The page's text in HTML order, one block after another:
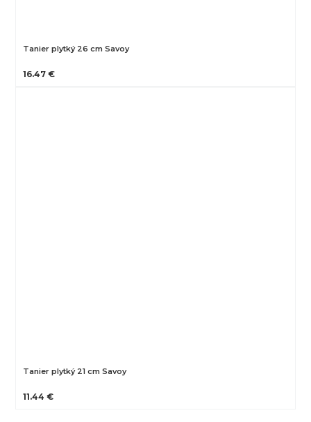
Tanier plytký 26 cm Savoy
16.47 €
Tanier plytký 21 cm Savoy
11.44 €